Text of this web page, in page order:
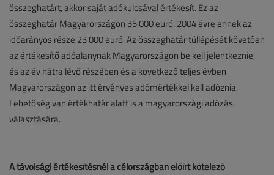
összeghatárt, akkor saját adókulcsával értékesít. Ez az
összeghatár Magyarországon 35 000 euró. 2004 évre ennek az
időarányos része 23 000 euró. Az összeghatár túllépését követően
az értékesítő adóalanynak Magyarországon be kell jelentkeznie,
és az év hátra lévő részében és a következő teljes évben
Magyarországon az itt érvényes adómértékkel kell adóznia.
Lehetőség van értékhatár alatt is a magyarországi adózás
választására.
A távolsági értékesítésnél a célországban előírt kötelező